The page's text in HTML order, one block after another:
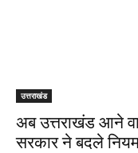
उत्तराखंड
अब उत्तराखंड आने
सरकार ने बदले